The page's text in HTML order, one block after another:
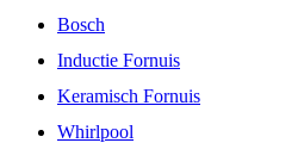
Bosch
Inductie Fornuis
Keramisch Fornuis
Whirlpool